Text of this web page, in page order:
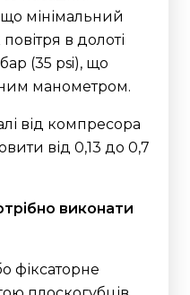
мінімальний
в долоті
(35 psi), що
манометром.
від компресора
від 0,13 до 0,7
виконати
фіксаторне